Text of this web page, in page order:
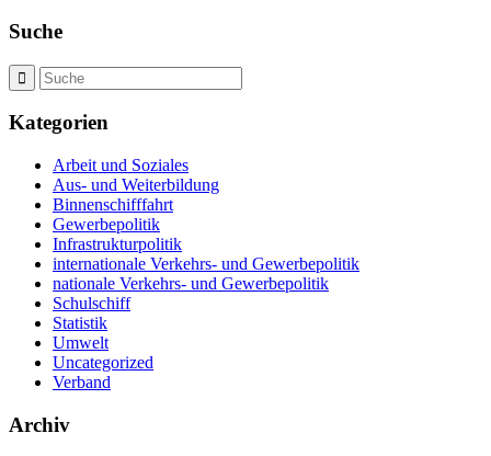
Suche
Kategorien
Arbeit und Soziales
Aus- und Weiterbildung
Binnenschifffahrt
Gewerbepolitik
Infrastrukturpolitik
internationale Verkehrs- und Gewerbepolitik
nationale Verkehrs- und Gewerbepolitik
Schulschiff
Statistik
Umwelt
Uncategorized
Verband
Archiv